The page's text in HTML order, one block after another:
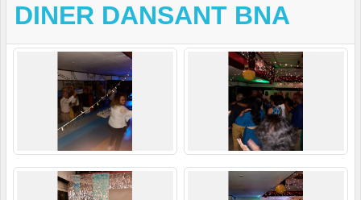
DINER DANSANT BNA